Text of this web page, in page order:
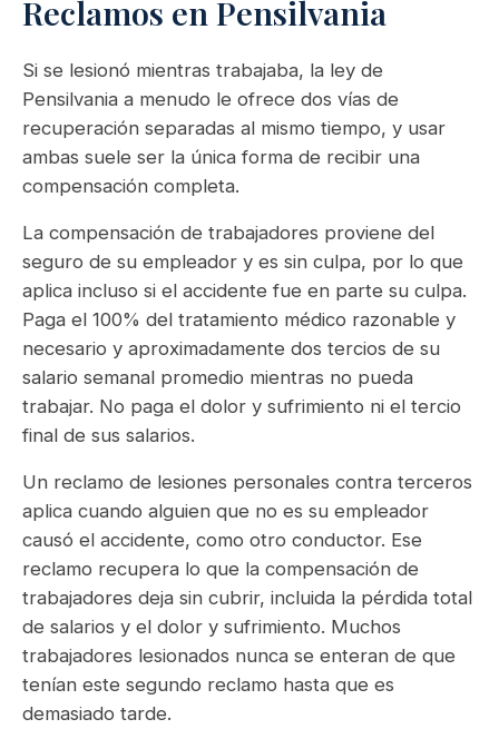
Reclamos en Pensilvania
Si se lesionó mientras trabajaba, la ley de
Pensilvania a menudo le ofrece dos vías de
recuperación separadas al mismo tiempo, y usar
ambas suele ser la única forma de recibir una
compensación completa.
La compensación de trabajadores proviene del
seguro de su empleador y es sin culpa, por lo que
aplica incluso si el accidente fue en parte su culpa.
Paga el 100% del tratamiento médico razonable y
necesario y aproximadamente dos tercios de su
salario semanal promedio mientras no pueda
trabajar. No paga el dolor y sufrimiento ni el tercio
final de sus salarios.
Un reclamo de lesiones personales contra terceros
aplica cuando alguien que no es su empleador
causó el accidente, como otro conductor. Ese
reclamo recupera lo que la compensación de
trabajadores deja sin cubrir, incluida la pérdida total
de salarios y el dolor y sufrimiento. Muchos
trabajadores lesionados nunca se enteran de que
tenían este segundo reclamo hasta que es
demasiado tarde.